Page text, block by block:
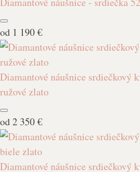
od 1 190 €
Diamantové náušnice srdiečkový
ružové zlato
od2 350 €
Diamantové náušnice srdiečkový